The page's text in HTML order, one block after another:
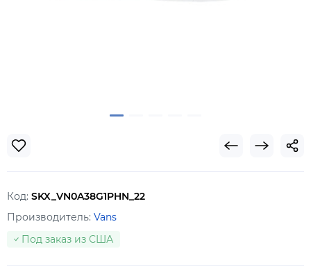
Код: SKX_VN0A38G1PHN_22
Производитель: Vans
Под заказ из США